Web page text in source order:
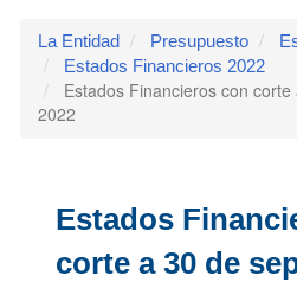
La Entidad Presupuesto
Estados Financieros 2022
Estados Financieros con
2022
Estados
corte a 30 de